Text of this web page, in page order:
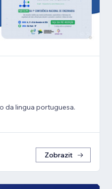
da lingua portuguesa.
Zobrazit